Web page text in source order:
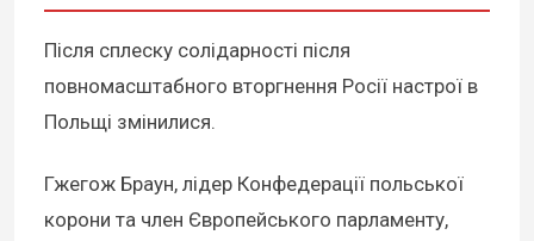
Після сплеску солідарності після
повномасштабного вторгнення Росії настрої в
Польщі змінилися.
Гжегож Браун, лідер Конфедерації польської
корони та член Європейського парламенту,